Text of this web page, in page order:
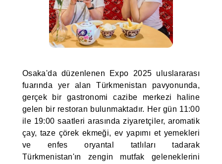
Osaka'da düzenlenen Expo 2025 uluslararası
fuarında yer alan Türkmenistan pavyonunda,
gerçek bir gastronomi cazibe merkezi haline
gelen bir restoran bulunmaktadır. Her gün 11:00
ile 19:00 saatleri arasında ziyaretçiler, aromatik
çay, taze çörek ekmeği, ev yapımı et yemekleri
ve enfes oryantal tatlıları tadarak
Türkmenistan'ın zengin mutfak geleneklerini